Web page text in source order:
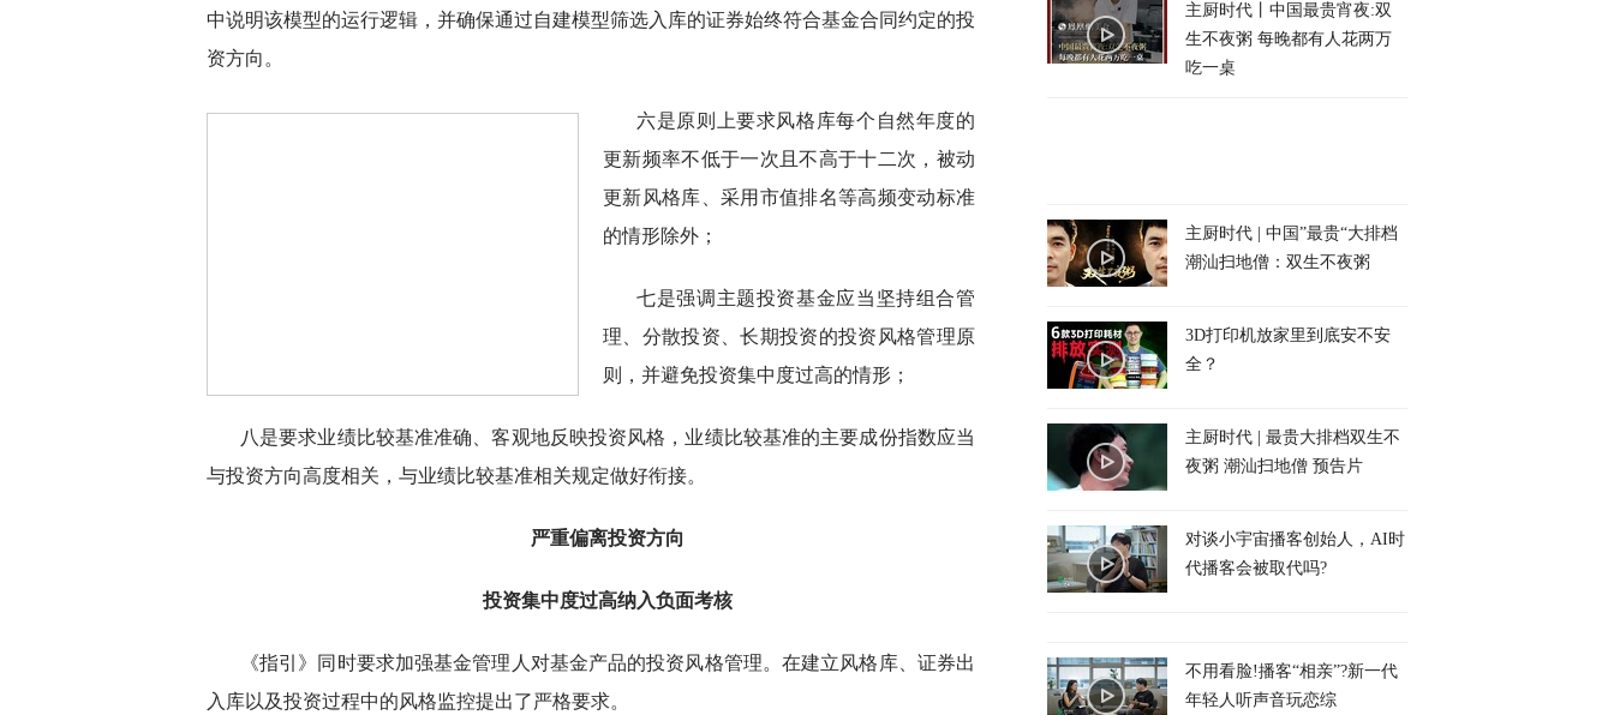
中说明该模型的运行逻辑，并确保通过自建模型筛选入库的证券始终符合基金合同约定的投
资方向。
六是原则上要求风格库每个自然年度的
更新频率不低于一次且不高于十二次，被动
更新风格库、采用市值排名等高频变动标准
的情形除外；
七是强调主题投资基金应当坚持组合管
理、分散投资、长期投资的投资风格管理原
则，并避免投资集中度过高的情形；
八是要求业绩比较基准准确、客观地反映投资风格，业绩比较基准的主要成份指数应当
与投资方向高度相关，与业绩比较基准相关规定做好衔接。
严重偏离投资方向
投资集中度过高纳入负面考核
《指引》同时要求加强基金管理人对基金产品的投资风格管理。在建立风格库、证券出
入库以及投资过程中的风格监控提出了严格要求。
主厨时代丨中国最贵宵夜:双
生不夜粥 每晚都有人花两万
吃一桌
主厨时代 | 中国”最贵“大排档
潮汕扫地僧：双生不夜粥
3D打印机放家里到底安不安
全？
主厨时代 | 最贵大排档双生不
夜粥 潮汕扫地僧 预告片
对谈小宇宙播客创始人，AI时
代播客会被取代吗?
不用看脸!播客“相亲”?新一代
年轻人听声音玩恋综